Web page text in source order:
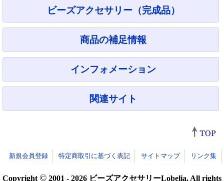
ビーズアクセサリー（完成品）
商品の補足情報
インフォメーション
関連サイト
新規会員登録 特定商取引に基づく表記 サイトマップ リンク集
Copyright ©2001 - 2026 ビーズアクセサリーLobelia. All rights